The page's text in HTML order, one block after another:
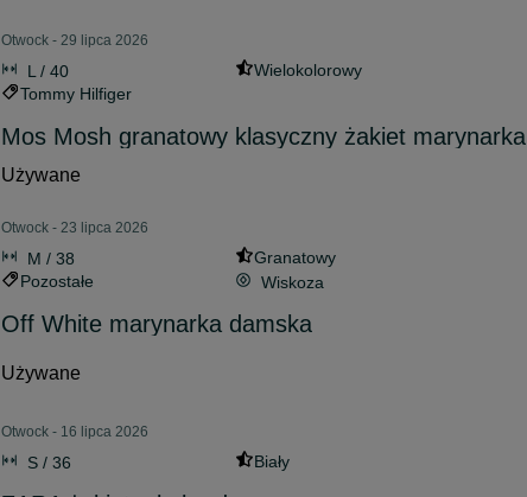
Otwock - 29 lipca 2026
L / 40
Wielokolorowy
Tommy Hilfiger
Mos Mosh granatowy klasyczny żakiet marynarka
Używane
Otwock - 23 lipca 2026
M / 38
Granatowy
Pozostałe
Wiskoza
Off White marynarka damska
Używane
Otwock - 16 lipca 2026
S / 36 Biały